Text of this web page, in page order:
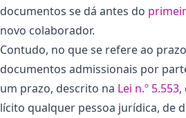
documentos se dá antes do
novo colaborador.
Contudo, no que se refere ao
documentos admissionais por
um prazo, descrito na Lei n.º 5.553,
lícito qualquer pessoa jurídica, de